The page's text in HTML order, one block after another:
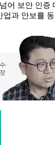
어 보안 인
과 안보를